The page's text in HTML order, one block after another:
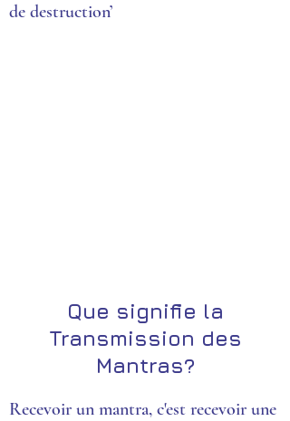
de destruction’
Que signifie la
Transmission des
Mantras?
Recevoir un mantra, c'est recevoir une